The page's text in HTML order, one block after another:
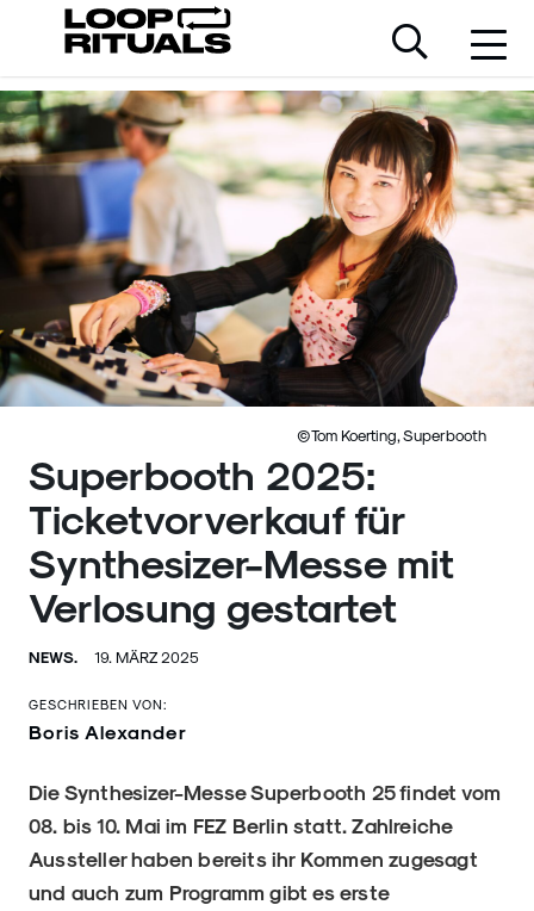
©Tom Koerting, Superbooth
Superbooth 2025:
Ticketvorverkauf für
Synthesizer-Messe mit
Verlosung gestartet
NEWS. 19. MÄRZ 2025
GESCHRIEBEN VON:
Boris Alexander
Die Synthesizer-Messe Superbooth 25 findet vom
08. bis 10. Mai im FEZ Berlin statt. Zahlreiche
Aussteller haben bereits ihr Kommen zugesagt
und auch zum Programm gibt es erste